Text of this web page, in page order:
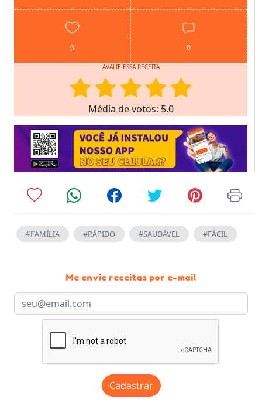
0 0
AVALIE ESSA RECEITA
Média de votos: 5.0
#FAMÍLIA #RÁPIDO #SAUDÁVEL #FÁCIL
Me envie receitas por e-mail
Cadastrar